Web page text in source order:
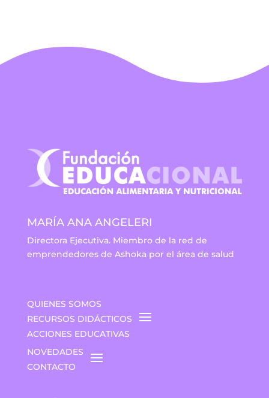
MARÍA ANA ANGELERI
Directora Ejecutiva. Miembro de la red de
emprendedores de Ashoka por el área de salud
QUIENES SOMOS
RECURSOS DIDÁCTICOS
ACCIONES EDUCATIVAS
NOVEDADES
CONTACTO